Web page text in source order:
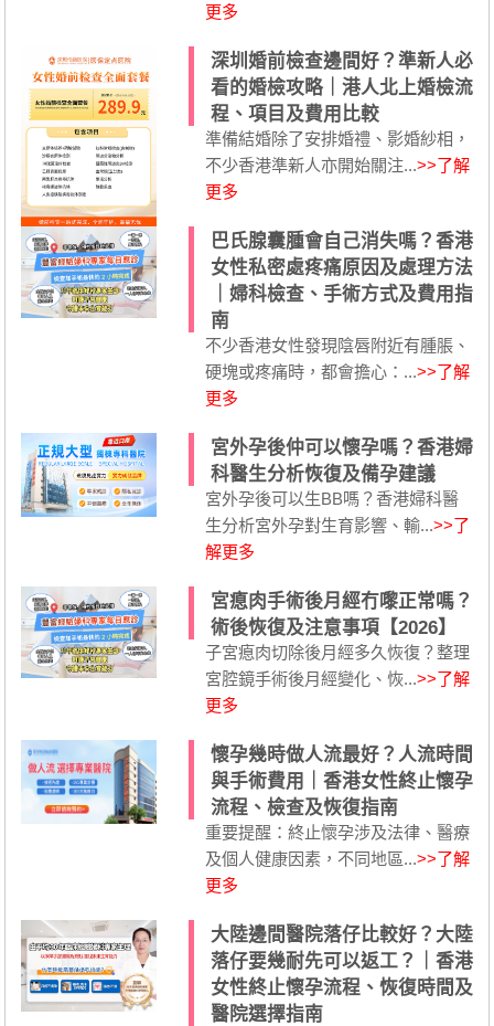
更多
深圳婚前檢查邊間好？準新人必
看的婚檢攻略｜港人北上婚檢流
程、項目及費用比較
準備結婚除了安排婚禮、影婚紗相，
不少香港準新人亦開始關注...>>了解
更多
巴氏腺囊腫會自己消失嗎？香港
女性私密處疼痛原因及處理方法
｜婦科檢查、手術方式及費用指
南
不少香港女性發現陰唇附近有腫脹、
硬塊或疼痛時，都會擔心：...>>了解
更多
宮外孕後仲可以懷孕嗎？香港婦
科醫生分析恢復及備孕建議
宮外孕後可以生BB嗎？香港婦科醫
生分析宮外孕對生育影響、輸...>>了
解更多
宮瘜肉手術後月經冇嚟正常嗎？
術後恢復及注意事項【2026】
子宮瘜肉切除後月經多久恢復？整理
宮腔鏡手術後月經變化、恢...>>了解
更多
懷孕幾時做人流最好？人流時間
與手術費用｜香港女性終止懷孕
流程、檢查及恢復指南
重要提醒：終止懷孕涉及法律、醫療
及個人健康因素，不同地區...>>了解
更多
大陸邊間醫院落仔比較好？大陸
落仔要幾耐先可以返工？｜香港
女性終止懷孕流程、恢復時間及
醫院選擇指南